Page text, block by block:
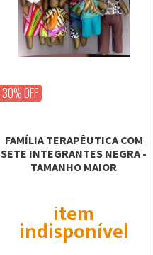
30% OFF
FAMÍLIA TERAPÊUTICA COM
SETE INTEGRANTES NEGRA -
TAMANHO MAIOR
item
indisponível